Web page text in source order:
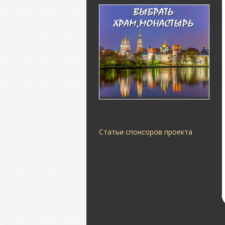
Статьи спонсоров проекта